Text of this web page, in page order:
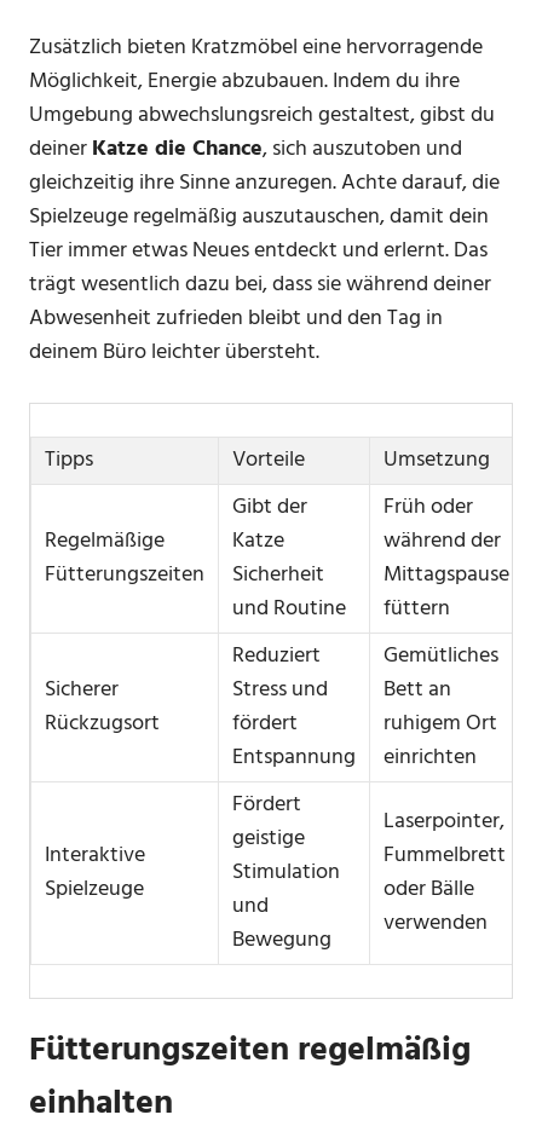
Zusätzlich bieten Kratzmöbel eine hervorragende
Möglichkeit, Energie abzubauen. Indem du ihre
Umgebung abwechslungsreich gestaltest, gibst du
deinerKatze die Chance, sich auszutoben und
gleichzeitig ihre Sinne anzuregen. Achte darauf, die
Spielzeuge regelmäßig auszutauschen, damit dein
Tier immer etwas Neues entdeckt und erlernt. Das
trägt wesentlich dazu bei, dass sie während deiner
Abwesenheit zufrieden bleibt und den Tag in
deinem Büro leichter übersteht.
Tipps Vorteile Umsetzung
Regelmäßige
Fütterungszeiten
Gibt der
Katze
Sicherheit
und Routine
Früh oder
während der
Mittagspause
füttern
Sicherer
Rückzugsort
Reduziert
Stress und
fördert
Entspannung
Gemütliches
Bett an
ruhigem Ort
einrichten
Interaktive
Spielzeuge
Fördert
geistige
Stimulation
und
Bewegung
Laserpointer,
Fummelbrett
oder Bälle
verwenden
Fütterungszeiten regelmäßig
einhalten